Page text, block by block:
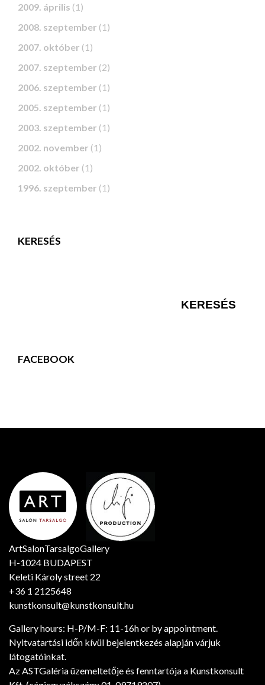
2009. április (1)
2008. szeptember (1)
2007. október (1)
2007. szeptember (2)
2006. szeptember (1)
2005. szeptember (1)
2003. szeptember (1)
2002. november (1)
2002. október (1)
1996. szeptember (1)
KERESÉS
FACEBOOK
ArtSalonTarsalgoGallery
H-1024 BUDAPEST
Keleti Károly street 22
+36 1 2125648
kunstkonsult@kunstkonsult.hu
Gallery hours: H-P/M-F: 11-16h or by appointment.
Nyitvatartási időn kívül bejelentkezés alapján várjuk
látogatóinkat.
Az ASTGaléria üzemeltetője és fenntartója a Kunstkonsult